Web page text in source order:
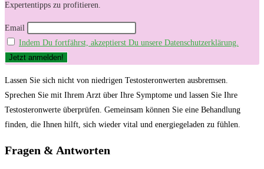
Expertentipps zu profitieren.
Email
Indem Du fortfährst, akzeptierst Du unsere Datenschutzerklärung.
Lassen Sie sich nicht von niedrigen Testosteronwerten ausbremsen.
Sprechen Sie mit Ihrem Arzt über ​Ihre Symptome ⁤und lassen Sie Ihre
Testosteronwerte überprüfen. Gemeinsam können Sie eine Behandlung
finden, die ​Ihnen hilft, sich wieder vital und energiegeladen zu ⁢fühlen.
Fragen & Antworten